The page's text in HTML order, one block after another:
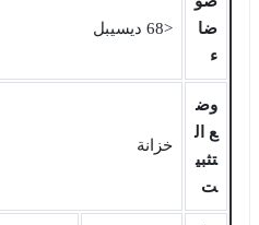
ضا
ء
<68 ديسيبل
وض
ع ال
تثبي
ت
خزانة